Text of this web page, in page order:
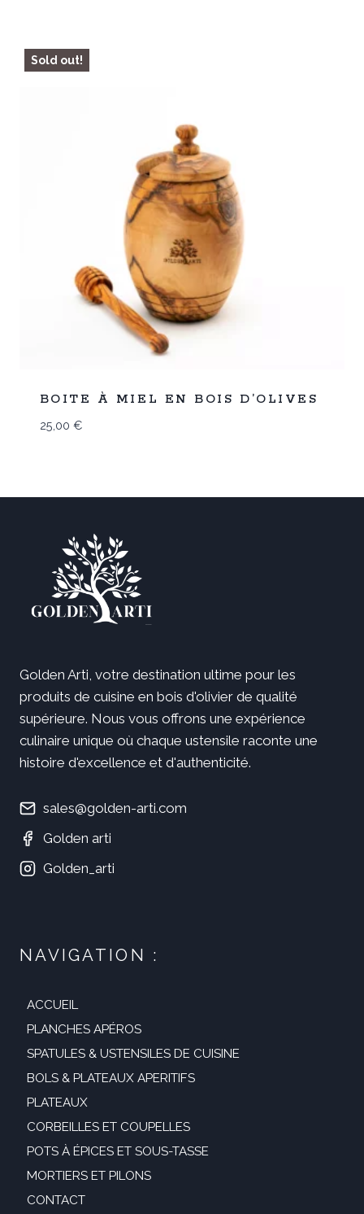
Sold out!
Promo
BOITE À MIEL EN BOIS D’OLIVES
25,00 €
Golden Arti, votre destination ultime pour les
produits de cuisine en bois d'olivier de qualité
supérieure. Nous vous offrons une expérience
culinaire unique où chaque ustensile raconte une
histoire d'excellence et d'authenticité.
sales@golden-arti.com
Golden arti
Golden_arti
NAVIGATION :
ACCUEIL
PLANCHES APÉROS
SPATULES & USTENSILES DE CUISINE
BOLS & PLATEAUX APERITIFS
PLATEAUX
CORBEILLES ET COUPELLES
POTS À ÉPICES ET SOUS-TASSE
MORTIERS ET PILONS
CONTACT